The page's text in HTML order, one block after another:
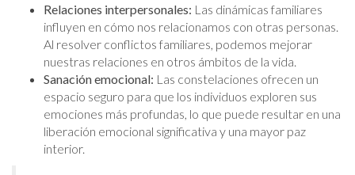
Relaciones interpersonales: Las dinámicas familiares
influyen en cómo nos relacionamos con otras personas.
Al resolver conflictos familiares, podemos mejorar
nuestras relaciones en otros ámbitos de la vida.
Sanación emocional: Las constelaciones ofrecen un
espacio seguro para que los individuos exploren sus
emociones más profundas, lo que puede resultar en una
liberación emocional significativa y una mayor paz
interior.